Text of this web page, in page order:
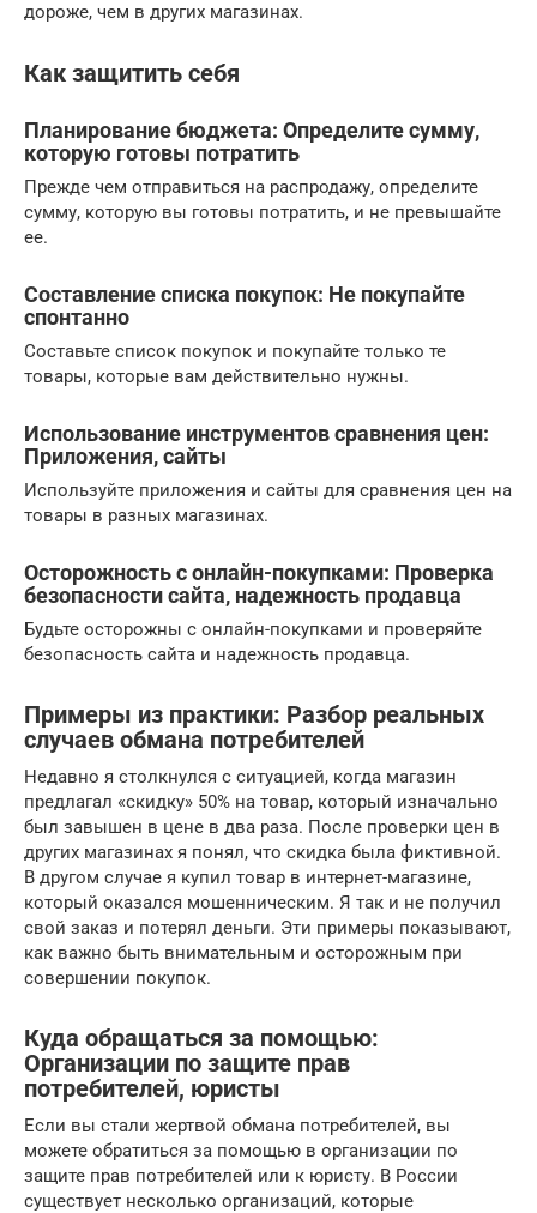
дороже, чем в других магазинах.
Как защитить себя
Планирование бюджета: Определите сумму,
которую готовы потратить
Прежде чем отправиться на распродажу, определите
сумму, которую вы готовы потратить, и не превышайте
ее.
Составление списка покупок: Не покупайте
спонтанно
Составьте список покупок и покупайте только те
товары, которые вам действительно нужны.
Использование инструментов сравнения цен:
Приложения, сайты
Используйте приложения и сайты для сравнения цен на
товары в разных магазинах.
Осторожность с онлайн-покупками: Проверка
безопасности сайта, надежность продавца
Будьте осторожны с онлайн-покупками и проверяйте
безопасность сайта и надежность продавца.
Примеры из практики: Разбор реальных
случаев обмана потребителей
Недавно я столкнулся с ситуацией, когда магазин
предлагал «скидку» 50% на товар, который изначально
был завышен в цене в два раза. После проверки цен в
других магазинах я понял, что скидка была фиктивной.
В другом случае я купил товар в интернет-магазине,
который оказался мошенническим. Я так и не получил
свой заказ и потерял деньги. Эти примеры показывают,
как важно быть внимательным и осторожным при
совершении покупок.
Куда обращаться за помощью:
Организации по защите прав
потребителей, юристы
Если вы стали жертвой обмана потребителей, вы
можете обратиться за помощью в организации по
защите прав потребителей или к юристу. В России
существует несколько организаций, которые